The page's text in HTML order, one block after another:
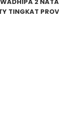
TINGKAT